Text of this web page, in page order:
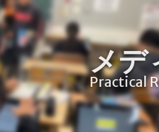
メデ
Practical